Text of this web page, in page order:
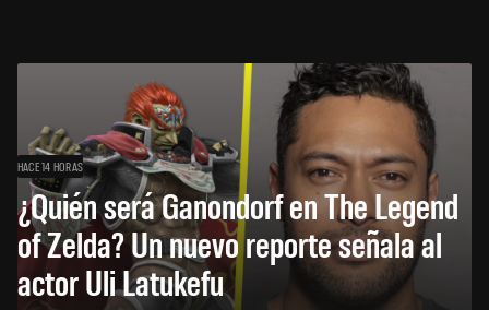
HACE 14 HORAS
¿Quién será Ganondorf en The Legend
of Zelda? Un nuevo reporte señala al
actor Uli Latukefu